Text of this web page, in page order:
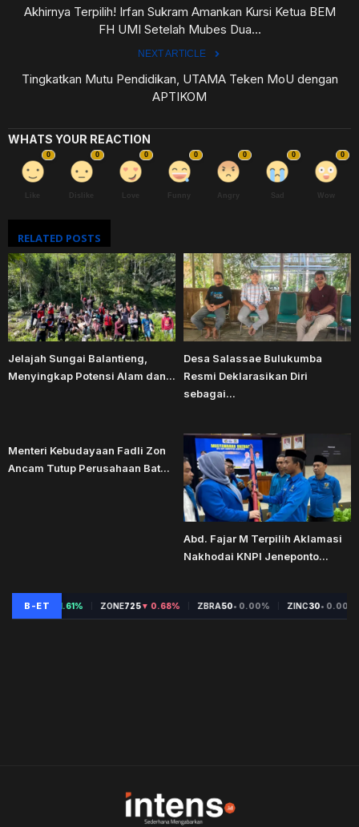
Akhirnya Terpilih! Irfan Sukram Amankan Kursi Ketua BEM
FH UMI Setelah Mubes Dua...
NEXT ARTICLE
Tingkatkan Mutu Pendidikan, UTAMA Teken MoU dengan
APTIKOM
WHATS YOUR REACTION
0 0
Dislike
0
Love
0
Funny
0
Angry
0
Sad
0
Wow
RELATED POSTS
Jelajah Sungai Balantieng,
Menyingkap Potensi Alam dan...
Desa Salassae Bulukumba
Resmi Deklarasikan Diri
sebagai...
Menteri Kebudayaan Fadli Zon
Ancam Tutup Perusahaan Bat...
Abd. Fajar M Terpilih Aklamasi
Nakhodai KNPI Jeneponto...